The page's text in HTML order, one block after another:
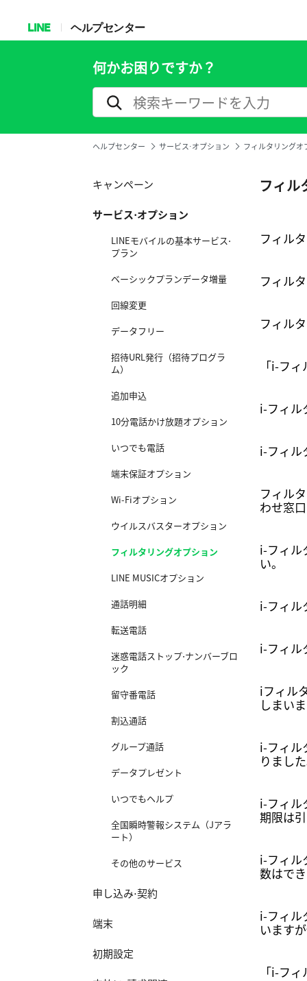
LINE ヘルプセンター
何かお困りですか？
ヘルプセンター サービス⋅オプション フィルタリングオ
キャンペーン
サービス⋅オプション
LINEモバイルの基本サービス⋅
プラン
ベーシックプランデータ増量
回線変更
データフリー
招待URL発行（招待プログラ
ム）
追加申込
10分電話かけ放題オプション
いつでも電話
端末保証オプション
Wi-Fiオプション
ウイルスバスターオプション
フィルタリングオプション
LINE MUSICオプション
通話明細
転送電話
迷惑電話ストップ⋅ナンバーブロ
ック
留守番電話
割込通話
グループ通話
データプレゼント
いつでもヘルプ
全国瞬時警報システム（Jアラ
ート）
その他のサービス
申し込み⋅契約
端末
初期設定
フィル
フィル
フィル
フィル
「i-フ
i-フィル
i-フィル
フィル
わせ窓
i-フィル
い。
i-フィル
i-フィル
iフィル
しまい
i-フィル
りまし
i-フィル
期限は
i-フィル
数はで
i-フィル
います
「i-フ